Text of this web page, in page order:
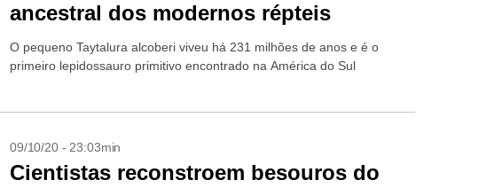
ancestral dos modernos répteis
O pequeno Taytalura alcoberi viveu há 231 milhões de anos e é o
primeiro lepidossauro primitivo encontrado na América do Sul
09/10/20 - 23:03min
Cientistas reconstroem besouros do